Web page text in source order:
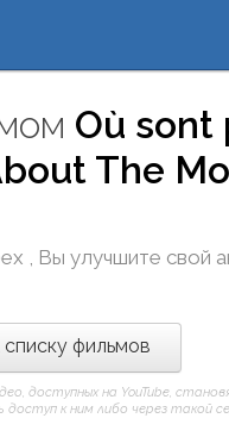
Où sont
The
, Вы улучшите свой
списку фильмов
доступных на YouTube,
к ним либо через такой